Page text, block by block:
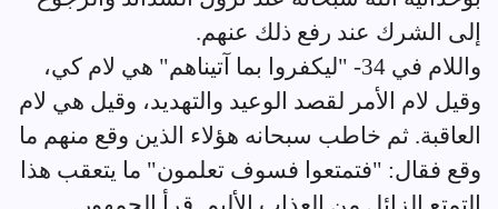
إلى الشرك عند رفع ذلك عنهم.
واللام في 34- "ليكفروا بما آتيناهم" هي لام كي،
وقيل لام الأمر لقصد الوعيد والتهديد، وقيل هي لام
العاقبة. ثم خاطب سبحانه هؤلاء الذين وقع منهم ما
وقع فقال: "فتمتعوا فسوف تعلمون" ما يتعقب هذا